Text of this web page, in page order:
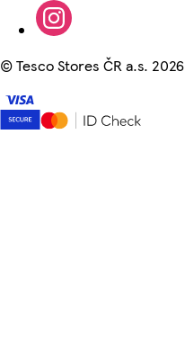
©Tesco Stores ČR a.s. 2026